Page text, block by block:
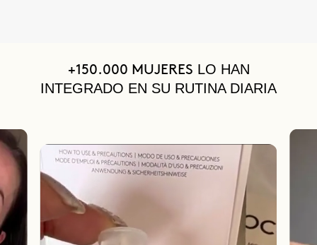
+150.000 MUJERES LO HAN
INTEGRADO EN SU RUTINA DIARIA